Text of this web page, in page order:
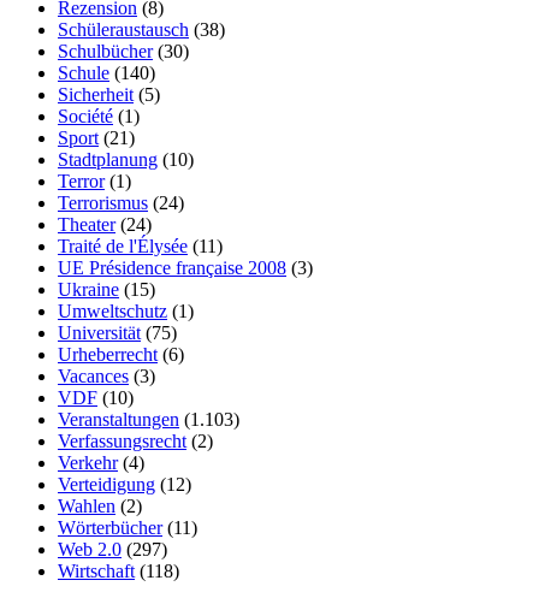
Rezension (8)
Schüleraustausch (38)
Schulbücher(30)
Schule (140)
Sicherheit(5)
Société (1)
Sport(21)
Stadtplanung (10)
Terror(1)
Terrorismus (24)
Theater(24)
Traité de l'Élysée (11)
UE Présidence française 2008 (3)
Ukraine (15)
Umweltschutz (1)
Universität(75)
Urheberrecht(6)
Vacances (3)
VDF (10)
Veranstaltungen (1.103)
Verfassungsrecht(2)
Verkehr(4)
Verteidigung (12)
Wahlen (2)
Wörterbücher(11)
Web 2.0 (297)
Wirtschaft(118)